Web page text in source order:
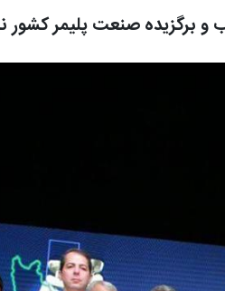
برگزیده صنعت پلیمر کشور